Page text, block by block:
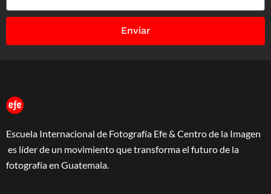
Enviar
Escuela Internacional de Fotografía Efe & Centro de la Imagen
es líder de un movimiento que transforma el futuro de la
fotografía en Guatemala.